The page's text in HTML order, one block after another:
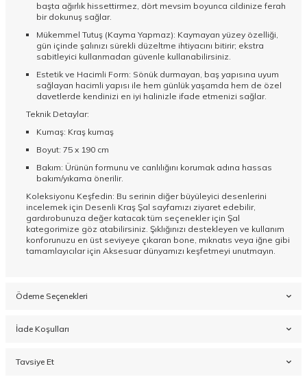
başta ağırlık hissettirmez, dört mevsim boyunca cildinize ferah
bir dokunuş sağlar.
Mükemmel Tutuş (Kayma Yapmaz): Kaymayan yüzey özelliği,
gün içinde şalınızı sürekli düzeltme ihtiyacını bitirir; ekstra
sabitleyici kullanmadan güvenle kullanabilirsiniz.
Estetik ve Hacimli Form: Sönük durmayan, baş yapısına uyum
sağlayan hacimli yapısı ile hem günlük yaşamda hem de özel
davetlerde kendinizi en iyi halinizle ifade etmenizi sağlar.
Teknik Detaylar:
Kumaş: Kraş kumaş
Boyut: 75 x 190 cm
Bakım: Ürünün formunu ve canlılığını korumak adına hassas
bakım/yıkama önerilir.
Koleksiyonu Keşfedin: Bu serinin diğer büyüleyici desenlerini
incelemek için Desenli Kraş Şal sayfamızı ziyaret edebilir,
gardırobunuza değer katacak tüm seçenekler için Şal
kategorimize göz atabilirsiniz. Şıklığınızı destekleyen ve kullanım
konforunuzu en üst seviyeye çıkaran bone, mıknatıs veya iğne gibi
tamamlayıcılar için Aksesuardünyamızı keşfetmeyi unutmayın.
Ödeme Seçenekleri
İade Koşulları
Tavsiye Et